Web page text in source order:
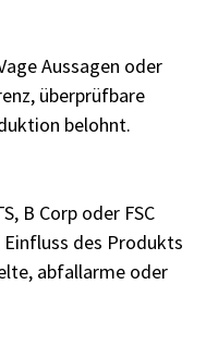
Aussagen oder
überprüfbare
belohnt.
B Corp oder FSC
des Produkts
abfallarme oder